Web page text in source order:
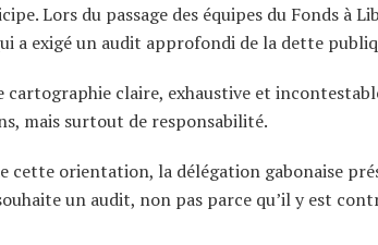
Lors du passage des équipes du Fonds à
a exigé un audit approfondi de la dette
claire, exhaustive et
mais surtout de responsabilité.
cette orientation, la délégation gabonaise
un audit, non pas parce qu’il y est